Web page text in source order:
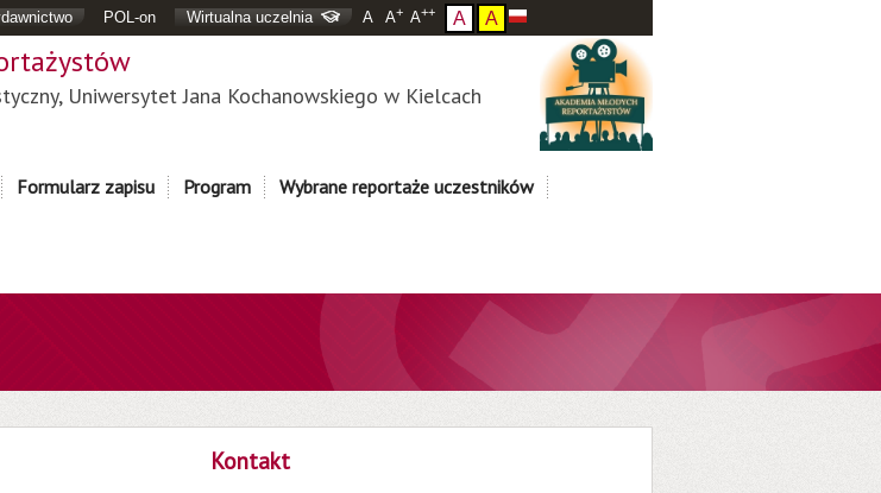
POL-on Wirtualna uczelnia A A+ A++ A A
Uniwersytet Jana Kochanowskiego w Kielcach
Formularz zapisu Program Wybrane reportaże uczestników
Kontakt